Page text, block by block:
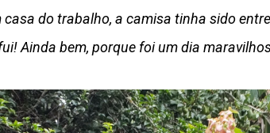
casa do trabalho, a camisa tinha sido
Ainda bem, porque foi um dia